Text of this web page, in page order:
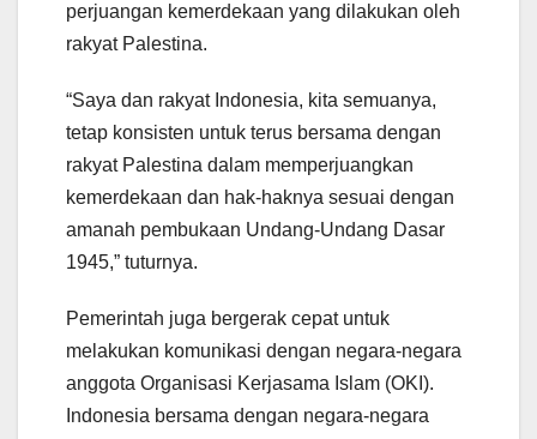
perjuangan kemerdekaan yang dilakukan oleh
rakyat Palestina.
“Saya dan rakyat Indonesia, kita semuanya,
tetap konsisten untuk terus bersama dengan
rakyat Palestina dalam memperjuangkan
kemerdekaan dan hak-haknya sesuai dengan
amanah pembukaan Undang-Undang Dasar
1945,” tuturnya.
Pemerintah juga bergerak cepat untuk
melakukan komunikasi dengan negara-negara
anggota Organisasi Kerjasama Islam (OKI).
Indonesia bersama dengan negara-negara